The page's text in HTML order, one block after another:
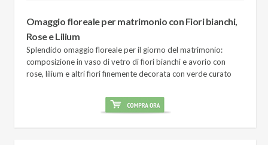
Omaggio floreale per matrimonio con Fiori bianchi,
Rose e Lilium
Splendido omaggio floreale per il giorno del matrimonio:
composizione in vaso di vetro di fiori bianchi e avorio con
rose, lilium e altri fiori finemente decorata con verde curato